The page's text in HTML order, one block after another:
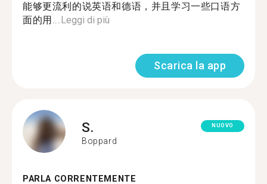
能够更流利的说英语和德语，并且学习一些口语方
面的用...Leggi di più
Scarica la app
S.
Boppard
NUOVO
PARLA CORRENTEMENTE